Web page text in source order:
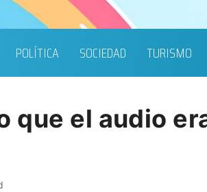
POLÍTICA SOCIEDAD TURISMO
que el audio